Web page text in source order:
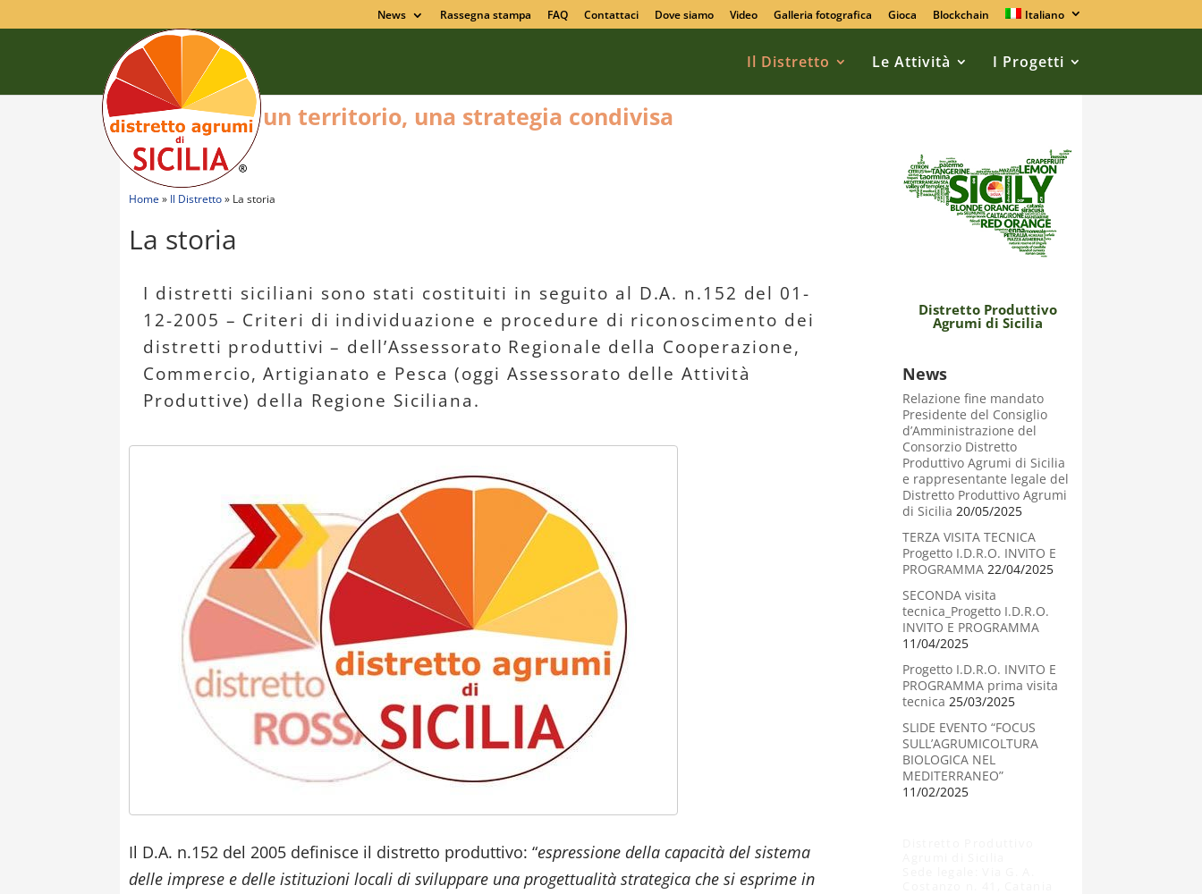
News Rassegna stampa FAQ Contattaci Dove siamo Video Galleria fotografica Gioca Blockchain Italiano
Il Distretto Le Attività I Progetti
Home » Il Distretto» La storia
La storia
I distretti siciliani sono stati costituiti in seguito al D.A. n.152 del 01-
12-2005 – Criteri di individuazione e procedure di riconoscimento dei
distretti produttivi – dell’Assessorato Regionale della Cooperazione,
Commercio, Artigianato e Pesca (oggi Assessorato delle Attività
Produttive) della Regione Siciliana.
Il D.A. n.152 del 2005 definisce il distretto produttivo: “espressione della capacità del sistema
delle imprese e delle istituzioni locali di sviluppare una progettualità strategica che si esprime in
Distretto Produttivo
Agrumi di Sicilia
un territorio, una strategia condivisa
News
Relazione fine mandato
Presidente del Consiglio
d’Amministrazione del
Consorzio Distretto
Produttivo Agrumi di Sicilia
e rappresentante legale del
Distretto Produttivo Agrumi
di Sicilia 20/05/2025
TERZA VISITA TECNICA
Progetto I.D.R.O. INVITO E
PROGRAMMA 22/04/2025
SECONDA visita
tecnica_Progetto I.D.R.O.
INVITO E PROGRAMMA
11/04/2025
Progetto I.D.R.O. INVITO E
PROGRAMMA prima visita
tecnica 25/03/2025
SLIDE EVENTO “FOCUS
SULL’AGRUMICOLTURA
BIOLOGICA NEL
MEDITERRANEO”
11/02/2025